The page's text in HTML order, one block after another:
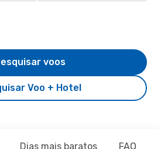
Voo + Hotel
voos
Dias mais baratos FAQ